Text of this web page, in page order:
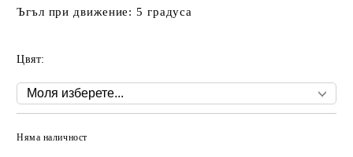
Ъгъл при движение: 5 градуса
Цвят:
Няма наличност